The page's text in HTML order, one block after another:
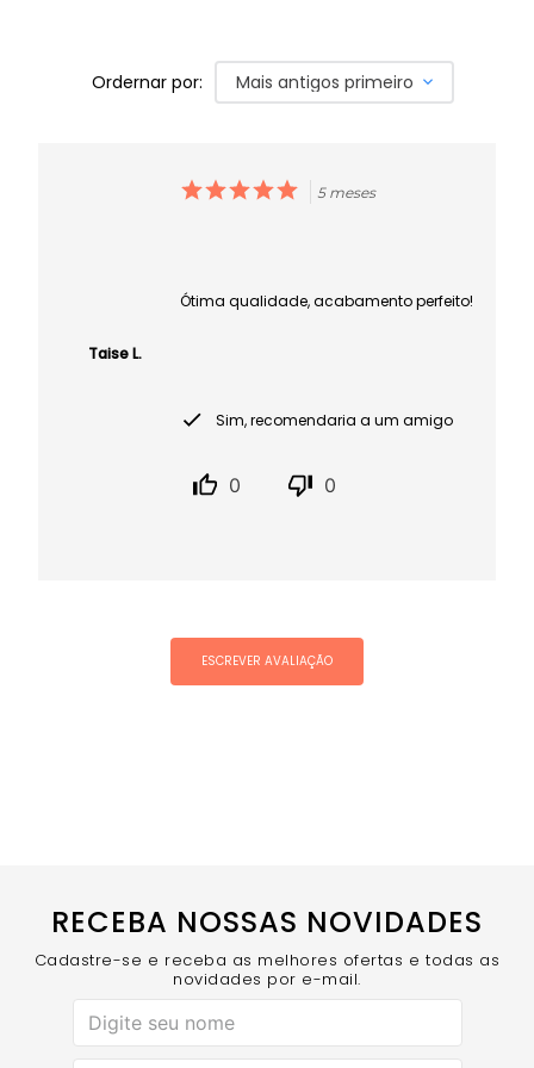
Ordernar por: Mais antigos primeiro
Taise L.
5 meses
Ótima qualidade, acabamento perfeito!
Sim, recomendaria a um amigo
0 0
ESCREVER AVALIAÇÃO
RECEBA NOSSAS NOVIDADES
Cadastre-se e receba as melhores ofertas e todas as
novidades por e-mail.